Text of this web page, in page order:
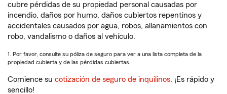
cubre pérdidas de su propiedad personal causadas por
incendio, daños por humo, daños cubiertos repentinos y
accidentales causados por agua, robos, allanamientos con
robo, vandalismo o daños al vehículo.
1. Por favor, consulte su póliza de seguro para ver a una lista completa de la
propiedad cubierta y de las pérdidas cubiertas.
Comience su cotización de seguro de inquilinos. ¡Es rápido y
sencillo!